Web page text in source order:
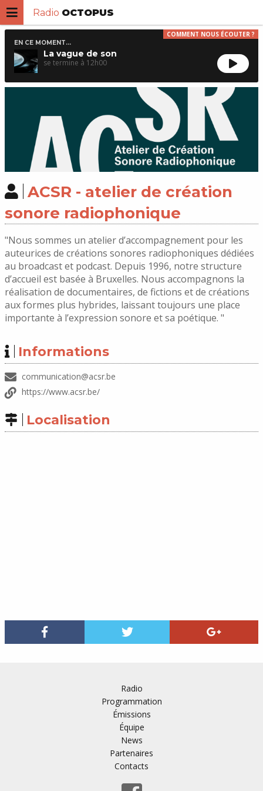
Radio OCTOPUS
COMMENT NOUS ÉCOUTER ?
EN CE MOMENT...
La vague de son
12h00
ACSR - atelier de création
sonore radiophonique
"Nous sommes un atelier d’accompagnement pour les
auteurices de créations sonores radiophoniques dédiées
au broadcast et podcast. Depuis 1996, notre structure
d’accueil est basée à Bruxelles. Nous accompagnons la
réalisation de documentaires, de fictions et de créations
aux formes plus hybrides, laissant toujours une place
importante à l’expression sonore et sa poétique. "
Informations
communication@acsr.be
https://www.acsr.be/
Localisation
Radio
Programmation
Émissions
Équipe
News
Partenaires
Contacts